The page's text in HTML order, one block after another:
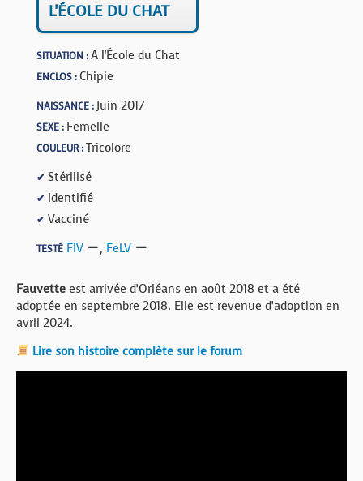
L'ÉCOLE DU CHAT
SITUATION :A l'École du Chat
ENCLOS :Chipie
NAISSANCE : Juin 2017
SEXE : Femelle
COULEUR :Tricolore
✔ Stérilisé
✔ Identifié
✔ Vacciné
TESTÉ FIV , FeLV
Fauvette est arrivée d’Orléans en août 2018 et a été
adoptée en septembre 2018. Elle est revenue d’adoption en
avril 2024.
Lire son histoire complète sur le forum